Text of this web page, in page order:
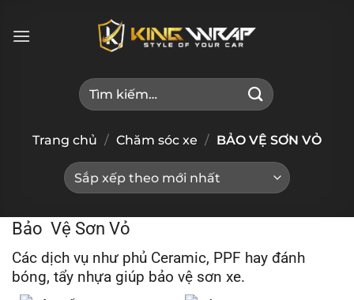
qua
Tìm
kiếm:
Trang chủ / Chăm sóc xe / BẢO VỆ SƠN VỎ
Bảo Vệ Sơn Vỏ
Các dịch vụ như phủ Ceramic, PPF hay đánh
bóng, tẩy nhựa giúp bảo vệ sơn xe.